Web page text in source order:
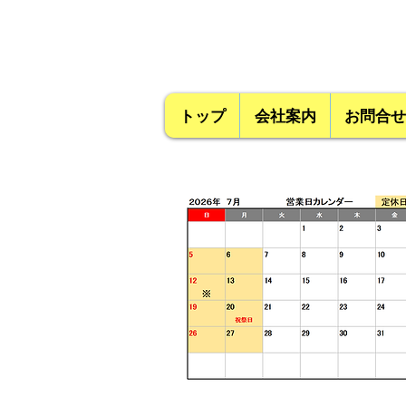
トップ 会社案内 お問合せ